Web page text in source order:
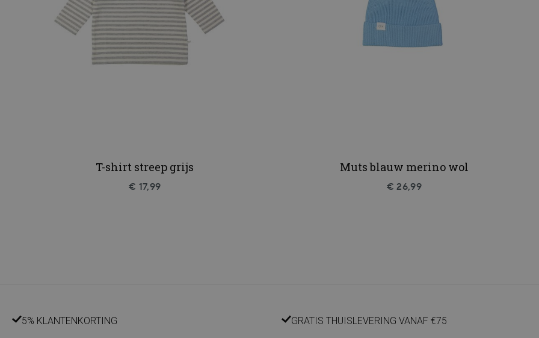
T-shirt streep grijs
€ 17,99
Muts blauw merino wol
€ 26,99
5% KLANTENKORTING GRATIS THUISLEVERING VANAF €75